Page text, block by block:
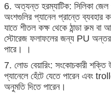
6. অত্যন্ত হরম্যাটিক: সিলিকা জেল
অংশগুলির প্যানেল প্রান্তে ব্যবহার
যাতে শীতল কক্ষ থেকে ঠান্ডা রুম বা
স্টোরেজ ফলাফলের জন্য PU
পারে। ।
7. লোড বেয়ারিং: সংকোচকারী
প্যানেলে হেঁটে যেতে পারেন এবং
অনুমতি দিতে পারেন।